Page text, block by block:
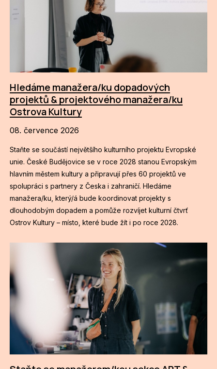
Hledáme manažera/ku dopadových
projektů & projektového manažera/ku
Ostrova Kultury
08. července 2026
Staňte se součástí největšího kulturního projektu Evropské
unie. České Budějovice se v roce 2028 stanou Evropským
hlavním městem kultury a připravují přes 60 projektů ve
spolupráci s partnery z Česka i zahraničí. Hledáme
manažera/ku, který/á bude koordinovat projekty s
dlouhodobým dopadem a pomůže rozvíjet kulturní čtvrť
Ostrov Kultury – místo, které bude žít i po roce 2028.